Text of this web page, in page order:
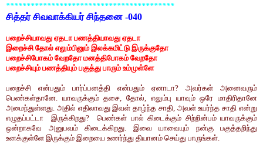
*****************************************
சித்தர் சிவவாக்கியர் சிந்தனை -040
பறைச்சியாவது ஏதடா பணத்தியாவது ஏதடா
இறைச்சி தோல் எலும்பினும் இலக்கமிட்டு இருக்குதோ
பறைச்சிபோகம் வேறதோ மனத்திபோகம் வேறதோ
பறைச்சியும் பணத்தியும் பகுத்து பாரும் உம்முள்ளே
பறைச்சி என்பதும் பார்ப்பனத்தி என்பதும் ஏனாடா? அவர்கள் அனைவரும்
பெண்கள்தானே. யாவருக்கும் தசை ,தோல்
எலும்பு யாவும் ஒரே மாதிரிதானே
அமைந்துள்ளது. அதில் எதிலாவது இவள் தாழ்ந்த சாதி அவள் உயர்ந்த சாதி என்று
எழுதப்பட்டா
இருக்கிறது? பெண்கள் பால் கிடைக்கும் சிற்றின்பம் யாவருக்கும்
ஒன்றாகவே அனுபவம் கிடைக்கிறது. இவை யாவையும் நன்கு பகுத்தறிந்து
உனக்குள்ளே இருக்கும் இறையை உணர்ந்து தியானம் செய்து பாருங்கள்.